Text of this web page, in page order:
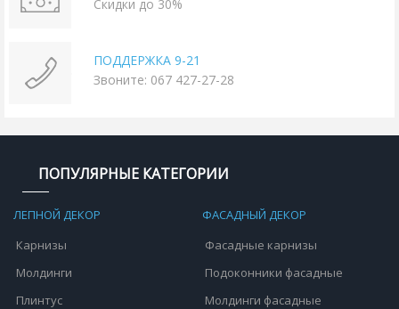
Скидки до 30%
ПОДДЕРЖКА 9-21
Звоните: 067 427-27-28
ПОПУЛЯРНЫЕ КАТЕГОРИИ
ЛЕПНОЙ ДЕКОР
Карнизы
Молдинги
Плинтус
ФАСАДНЫЙ ДЕКОР
Фасадные карнизы
Подоконники фасадные
Молдинги фасадные